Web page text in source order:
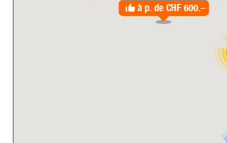
à p. de CHF 600.–